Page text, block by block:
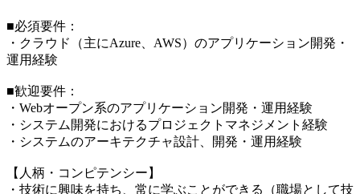
■必須要件：
・クラウド（主にAzure、AWS）のアプリケーション開発・
運用経験
■歓迎要件：
・Webオープン系のアプリケーション開発・運用経験
・システム開発におけるプロジェクトマネジメント経験
・システムのアーキテクチャ設計、開発・運用経験
【人柄・コンピテンシー】
・技術に興味を持ち、常に学ぶことができる（職場として技